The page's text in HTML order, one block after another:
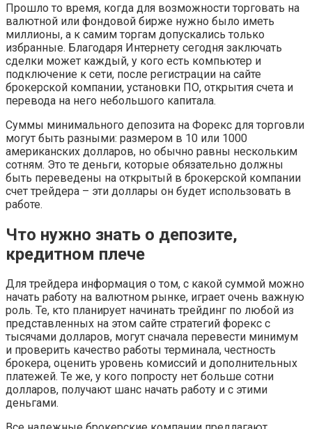
Прошло то время, когда для возможности торговать на
валютной или фондовой бирже нужно было иметь
миллионы, а к самим торгам допускались только
избранные. Благодаря Интернету сегодня заключать
сделки может каждый, у кого есть компьютер и
подключение к сети, после регистрации на сайте
брокерской компании, установки ПО, открытия счета и
перевода на него небольшого капитала.
Суммы минимального депозита на Форекс для торговли
могут быть разными: размером в 10 или 1000
американских долларов, но обычно равны нескольким
сотням. Это те деньги, которые обязательно должны
быть переведены на открытый в брокерской компании
счет трейдера – эти доллары он будет использовать в
работе.
Что нужно знать о депозите,
кредитном плече
Для трейдера информация о том, с какой суммой можно
начать работу на валютном рынке, играет очень важную
роль. Те, кто планирует начинать трейдинг по любой из
представленных на этом сайте стратегий форекс с
тысячами долларов, могут сначала перевести минимум
и проверить качество работы терминала, честность
брокера, оценить уровень комиссий и дополнительных
платежей. Те же, у кого попросту нет больше сотни
долларов, получают шанс начать работу и с этими
деньгами.